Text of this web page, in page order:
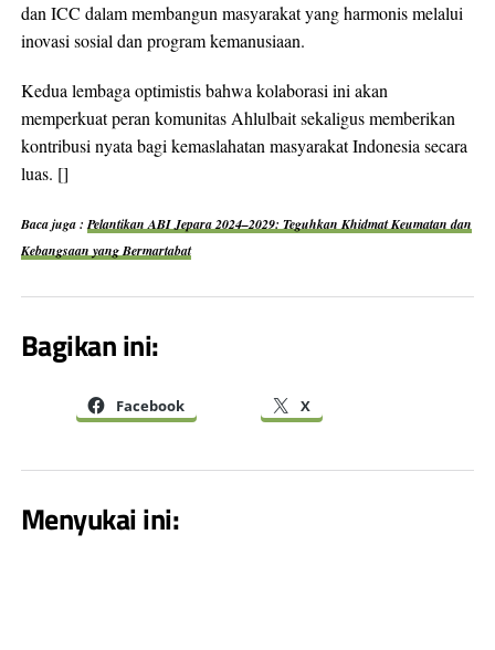
dan ICC dalam membangun masyarakat yang harmonis melalui
inovasi sosial dan program kemanusiaan.
Kedua lembaga optimistis bahwa kolaborasi ini akan
memperkuat peran komunitas Ahlulbait sekaligus memberikan
kontribusi nyata bagi kemaslahatan masyarakat Indonesia secara
luas. []
Baca juga :Pelantikan ABI Jepara 2024–2029: Teguhkan Khidmat Keumatan dan
Kebangsaan yang Bermartabat
Bagikan ini:
Facebook X
Menyukai ini: